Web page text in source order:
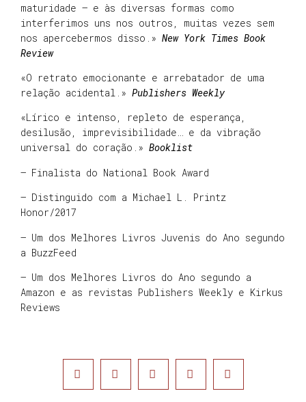
maturidade – e às diversas formas como
interferimos uns nos outros, muitas vezes sem
nos apercebermos disso.» New York Times Book
Review
«O retrato emocionante e arrebatador de uma
relação acidental.» Publishers Weekly
«Lírico e intenso, repleto de esperança,
desilusão, imprevisibilidade… e da vibração
universal do coração.» Booklist
– Finalista do National Book Award
– Distinguido com a Michael L. Printz
Honor/2017
– Um dos Melhores Livros Juvenis do Ano segundo
a BuzzFeed
– Um dos Melhores Livros do Ano segundo a
Amazon e as revistas Publishers Weekly e Kirkus
Reviews